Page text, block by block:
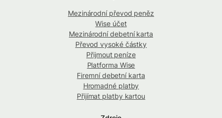
Mezinárodní převod peněz
Wise účet
Mezinárodní debetní karta
Převod vysoké částky
Přijmout peníze
Platforma Wise
Firemní debetní karta
Hromadné platby
Přijímat platby kartou